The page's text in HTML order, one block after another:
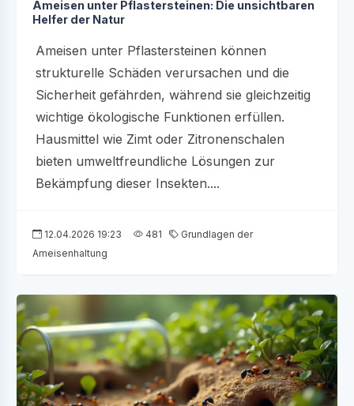
Ameisen unter Pflastersteinen: Die unsichtbaren
Helfer der Natur
Ameisen unter Pflastersteinen können
strukturelle Schäden verursachen und die
Sicherheit gefährden, während sie gleichzeitig
wichtige ökologische Funktionen erfüllen.
Hausmittel wie Zimt oder Zitronenschalen
bieten umweltfreundliche Lösungen zur
Bekämpfung dieser Insekten....
12.04.2026 19:23 481
Grundlagen der
Ameisenhaltung